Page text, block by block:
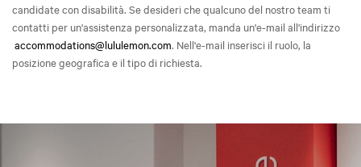
candidate con disabilità. Se desideri che qualcuno del nostro team ti
contatti per un'assistenza personalizzata, manda un'e-mail all'indirizzo
accommodations@lululemon.com. Nell'e-mail inserisci il ruolo, la
posizione geografica e il tipo di richiesta.